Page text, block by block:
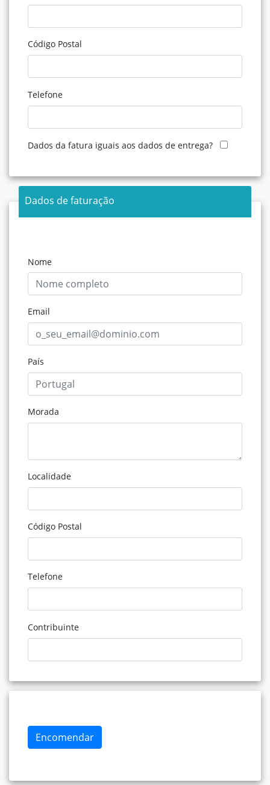
Código Postal
Telefone
Dados da fatura iguais aos dados de entrega?
Dados de faturação
Nome
Email
País
Morada
Localidade
Código Postal
Telefone
Contribuinte
Encomendar